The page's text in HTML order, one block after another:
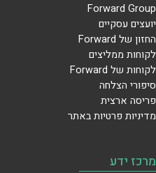
Forward Group
יועצים עסקיים
החזון של Forward
לקוחות ממליצים
לקוחות של Forward
סיפורי הצלחה
פריסה ארצית
מדיניות פרטיות באתר
מרכז ידע